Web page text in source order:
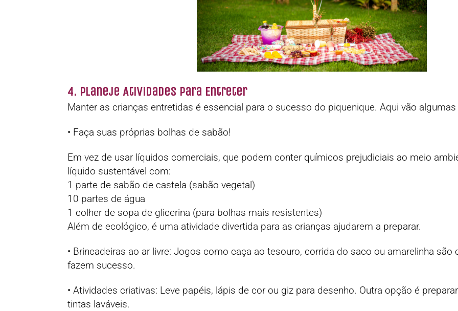
4. Planeje Atividades para Entreter
Manter as crianças entretidas é essencial para o sucesso do piquenique. Aqui vão algumas
• Faça suas próprias bolhas de sabão!
Em vez de usar líquidos comerciais, que podem conter químicos prejudiciais ao meio
líquido sustentável com:
1 parte de sabão de castela (sabão vegetal)
10 partes de água
1 colher de sopa de glicerina (para bolhas mais resistentes)
Além de ecológico, é uma atividade divertida para as crianças ajudarem a preparar.
• Brincadeiras ao ar livre: Jogos como caça ao tesouro, corrida do saco ou amarelinha
fazem sucesso.
• Atividades criativas: Leve papéis, lápis de cor ou giz para desenho. Outra opção é
tintas laváveis.